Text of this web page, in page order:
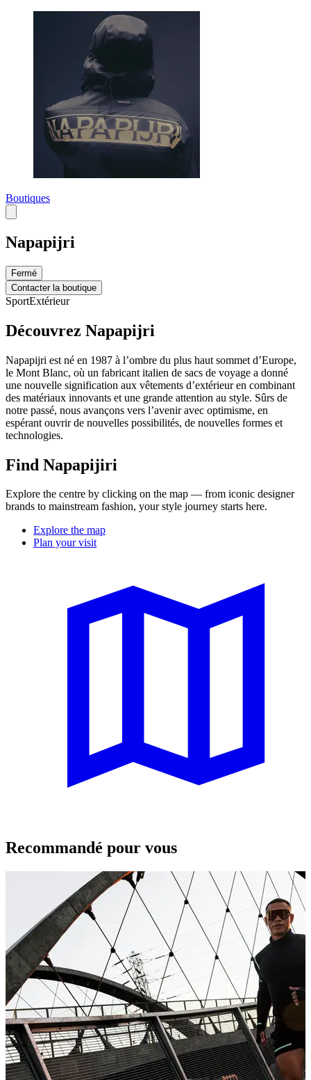
Boutiques
Napapijri
Fermé
Contacter la boutique
SportExtérieur
Découvrez Napapijri
Napapijri est né en 1987 à l’ombre du plus haut sommet d’Europe,
le Mont Blanc, où un fabricant italien de sacs de voyage a donné
une nouvelle signification aux vêtements d’extérieur en combinant
des matériaux innovants et une grande attention au style. Sûrs de
notre passé, nous avançons vers l’avenir avec optimisme, en
espérant ouvrir de nouvelles possibilités, de nouvelles formes et
technologies.
Find Napapijiri
Explore the centre by clicking on the map — from iconic designer
brands to mainstream fashion, your style journey starts here.
Explore the map
Plan your visit
Recommandé pour vous